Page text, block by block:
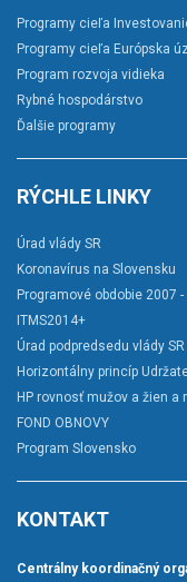
Programy cieľa
Programy cieľa Európska
Program rozvoja vidieka
Rybné hospodárstvo
Ďalšie programy
RÝCHLE LINKY
Úrad vlády SR
Koronavírus na Slovensku
Programové obdobie 2007 -
ITMS2014+
Úrad podpredsedu vlády
Horizontálny princíp
HP rovnosť mužov a žien a
FOND OBNOVY
Program Slovensko
KONTAKT
Centrálny koordinačný